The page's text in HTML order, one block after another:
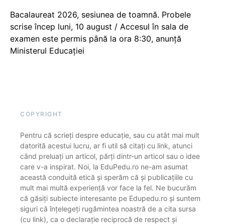
Bacalaureat 2026, sesiunea de toamnă. Probele
scrise încep luni, 10 august / Accesul în sala de
examen este permis până la ora 8:30, anunță
Ministerul Educației
COPYRIGHT
Pentru că scrieți despre educație, sau cu atât mai mult
datorită acestui lucru, ar fi util să citați cu link, atunci
când preluați un articol, părți dintr-un articol sau o idee
care v-a inspirat. Noi, la EduPedu.ro ne-am asumat
această conduită etică și sperăm că și publicațiile cu
mult mai multă experiență vor face la fel. Ne bucurăm
că găsiți subiecte interesante pe Edupedu.ro și suntem
siguri că înțelegeți rugămintea noastră de a cita sursa
(cu link), ca o declarație reciprocă de respect și